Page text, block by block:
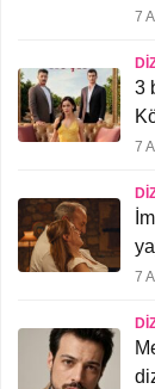
7
3
7
7